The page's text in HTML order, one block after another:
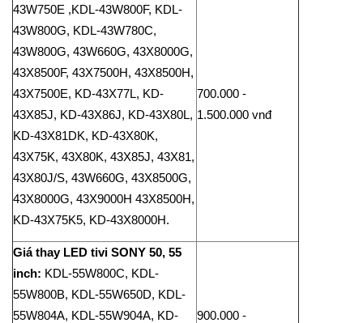
43W750E ,KDL-43W800F, KDL-
43W800G, KDL-43W780C,
43W800G, 43W660G, 43X8000G,
43X8500F, 43X7500H, 43X8500H,
43X7500E, KD-43X77L, KD-
43X85J, KD-43X86J, KD-43X80L,
KD-43X81DK, KD-43X80K,
43X75K, 43X80K, 43X85J, 43X81,
43X80J/S, 43W660G, 43X8500G,
43X8000G, 43X9000H 43X8500H,
KD-43X75K5, KD-43X8000H.
700.000 -
1.500.000 vnđ
Giá thay LED tivi SONY 50, 55
inch: KDL-55W800C, KDL-
55W800B, KDL-55W650D, KDL-
55W804A, KDL-55W904A, KD-
900.000 -